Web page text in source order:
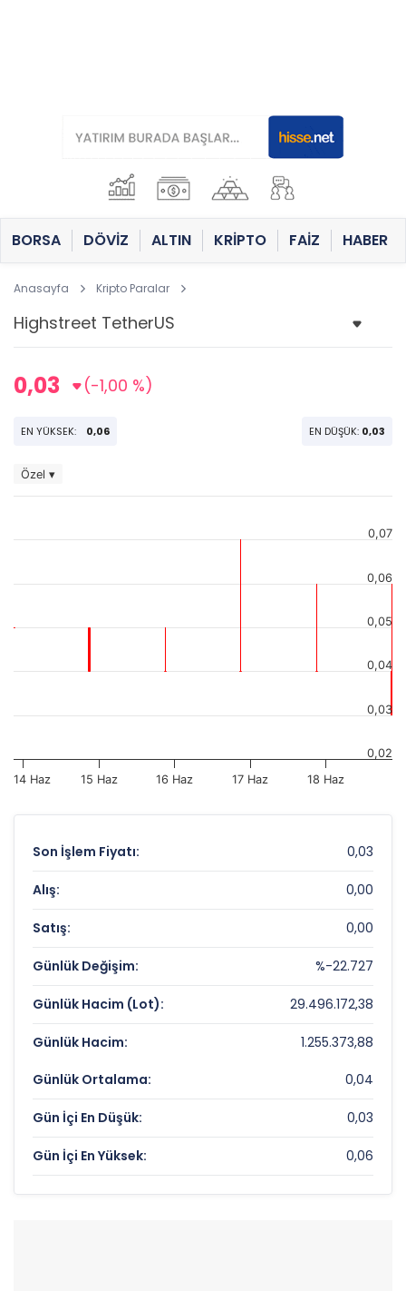
BORSA DÖVİZ ALTIN KRİPTO FAİZ HABER
Anasayfa Kripto Paralar
0,03 (-1,00 %)
EN YÜKSEK: 0,06 EN DÜŞÜK: 0,03
Özel ▾
14 Haz 15 Haz 16 Haz 17 Haz 18 Haz
0,02
0,03
0,04
0,05
0,06
0,07
Son İşlem Fiyatı: 0,03
Alış: 0,00
Satış: 0,00
Günlük Değişim: %-22.727
Günlük Hacim (Lot): 29.496.172,38
Günlük Hacim: 1.255.373,88
Günlük Ortalama: 0,04
Gün İçi En Düşük: 0,03
Gün İçi En Yüksek: 0,06